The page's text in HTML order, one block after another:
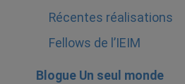
Récentes réalisations
Fellows de l’IEIM
Blogue Un seul monde